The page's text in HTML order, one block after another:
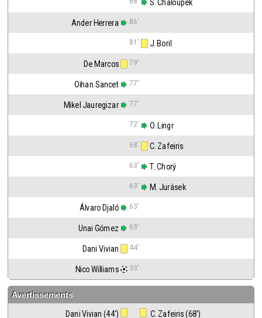
S. Chaloupek
Ander Herrera 86'
81' J. Boril
De Marcos 79'
Oihan Sancet 77'
Mikel Jauregizar 77'
72' O. Lingr
68' C. Zafeiris
63' T. Chorý
63' M. Jurásek
Álvaro Djaló 63'
Unai Gómez 63'
Dani Vivian 44'
Nico Williams 33'
Avertissements
Dani Vivian (44') C. Zafeiris (68')